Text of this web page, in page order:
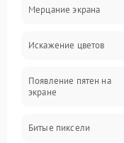
Подсветка и LED-
Звук и аудиосистема
Сигнал и приём
Мерцание экрана
Искажение цветов
Появление пятен на
экране
Битые пиксели